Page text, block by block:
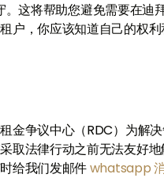
这将帮助您避免需要在迪
户，你应该知道自己的权
金争议中心（RDC）为解
取法律行动之前无法友好
给我们发邮件whatsapp